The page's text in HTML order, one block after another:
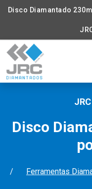
Disco Diamantado
Disco
Ferramentas